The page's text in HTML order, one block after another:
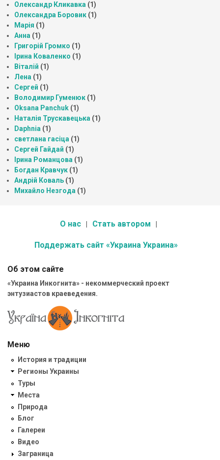
Олександр Кликавка (1)
Олександра Боровик (1)
Марія (1)
Анна (1)
Григорій Громко (1)
Ірина Коваленко (1)
Віталій (1)
Лена (1)
Сергей (1)
Володимир Гуменюк (1)
Oksana Panchuk (1)
Наталія Трускавецька (1)
Daphnia (1)
светлана гасіца (1)
Сергей Гайдай (1)
Ірина Романцова (1)
Богдан Кравчук (1)
Андрій Коваль (1)
Михайло Незгода (1)
О нас Стать автором
Поддержать сайт «Украина Украина»
Об этом сайте
«Украина Инкогнита» - некоммерческий проект
энтузиастов краеведения.
Меню
История и традиции
Регионы Украины
Туры
Места
Природа
Блог
Галереи
Видео
Заграница